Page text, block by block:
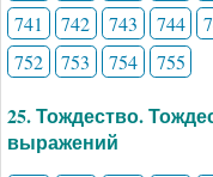
741
742 743 744
752
753 754 755
25. Тождество.
выражений